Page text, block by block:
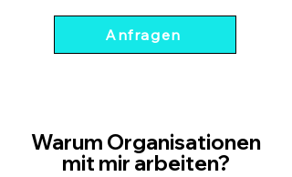
Anfragen
Warum Organisationen
mit mir arbeiten?